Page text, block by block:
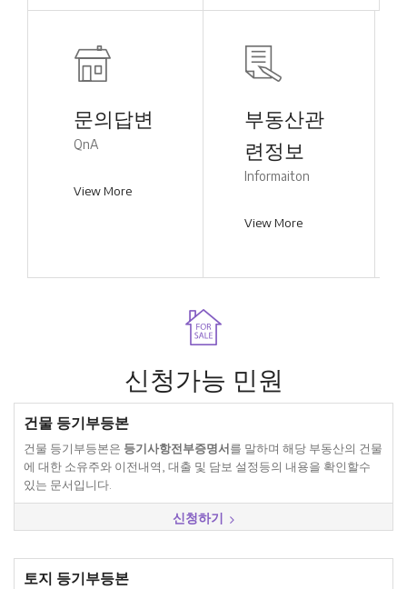
문의답변
QnA
View More
부동산관
련정보
Informaiton
View More
신청가능 민원
건물 등기부등본
건물 등기부등본은 등기사항전부증명서를 말하며 해당 부동산의 건물
에 대한 소유주와 이전내역, 대출 및 담보 설정등의 내용을 확인할수
있는 문서입니다.
신청하기
토지 등기부등본